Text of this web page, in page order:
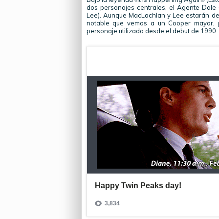
dos personajes centrales, el Agente Dale
Lee). Aunque MacLachlan y Lee estarán
notable que vemos a un Cooper
personaje utilizada desde el debut de 1990.